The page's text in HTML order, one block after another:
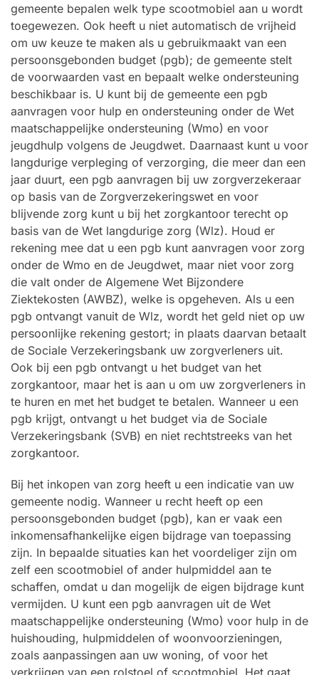
gemeente bepalen welk type scootmobiel aan u wordt
toegewezen. Ook heeft u niet automatisch de vrijheid
om uw keuze te maken als u gebruikmaakt van een
persoonsgebonden budget (pgb); de gemeente stelt
de voorwaarden vast en bepaalt welke ondersteuning
beschikbaar is. U kunt bij de gemeente een pgb
aanvragen voor hulp en ondersteuning onder de Wet
maatschappelijke ondersteuning (Wmo) en voor
jeugdhulp volgens de Jeugdwet. Daarnaast kunt u voor
langdurige verpleging of verzorging, die meer dan een
jaar duurt, een pgb aanvragen bij uw zorgverzekeraar
op basis van de Zorgverzekeringswet en voor
blijvende zorg kunt u bij het zorgkantoor terecht op
basis van de Wet langdurige zorg (Wlz). Houd er
rekening mee dat u een pgb kunt aanvragen voor zorg
onder de Wmo en de Jeugdwet, maar niet voor zorg
die valt onder de Algemene Wet Bijzondere
Ziektekosten (AWBZ), welke is opgeheven. Als u een
pgb ontvangt vanuit de Wlz, wordt het geld niet op uw
persoonlijke rekening gestort; in plaats daarvan betaalt
de Sociale Verzekeringsbank uw zorgverleners uit.
Ook bij een pgb ontvangt u het budget van het
zorgkantoor, maar het is aan u om uw zorgverleners in
te huren en met het budget te betalen. Wanneer u een
pgb krijgt, ontvangt u het budget via de Sociale
Verzekeringsbank (SVB) en niet rechtstreeks van het
zorgkantoor.
Bij het inkopen van zorg heeft u een indicatie van uw
gemeente nodig. Wanneer u recht heeft op een
persoonsgebonden budget (pgb), kan er vaak een
inkomensafhankelijke eigen bijdrage van toepassing
zijn. In bepaalde situaties kan het voordeliger zijn om
zelf een scootmobiel of ander hulpmiddel aan te
schaffen, omdat u dan mogelijk de eigen bijdrage kunt
vermijden. U kunt een pgb aanvragen uit de Wet
maatschappelijke ondersteuning (Wmo) voor hulp in de
huishouding, hulpmiddelen of woonvoorzieningen,
zoals aanpassingen aan uw woning, of voor het
verkrijgen van een rolstoel of scootmobiel. Het gaat